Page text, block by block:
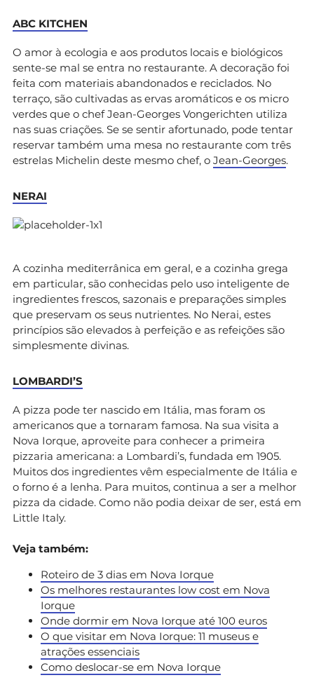
ABC KITCHEN
O amor à ecologia e aos produtos locais e biológicos
sente-se mal se entra no restaurante. A decoração foi
feita com materiais abandonados e reciclados. No
terraço, são cultivadas as ervas aromáticos e os micro
verdes que o chef Jean-Georges Vongerichten utiliza
nas suas criações. Se se sentir afortunado, pode tentar
reservar também uma mesa no restaurante com três
estrelas Michelin deste mesmo chef, o Jean-Georges.
NERAI
A cozinha mediterrânica em geral, e a cozinha grega
em particular, são conhecidas pelo uso inteligente de
ingredientes frescos, sazonais e preparações simples
que preservam os seus nutrientes. No Nerai, estes
princípios são elevados à perfeição e as refeições são
simplesmente divinas.
LOMBARDI’S
A pizza pode ter nascido em Itália, mas foram os
americanos que a tornaram famosa. Na sua visita a
Nova Iorque, aproveite para conhecer a primeira
pizzaria americana: a Lombardi’s, fundada em 1905.
Muitos dos ingredientes vêm especialmente de Itália e
o forno é a lenha. Para muitos, continua a ser a melhor
pizza da cidade. Como não podia deixar de ser, está em
Little Italy.
Veja também:
Roteiro de 3 dias em Nova Iorque
Os melhores restaurantes low cost em Nova
Iorque
Onde dormir em Nova Iorque até 100 euros
O que visitar em Nova Iorque: 11 museus e
atrações essenciais
Como deslocar-se em Nova Iorque